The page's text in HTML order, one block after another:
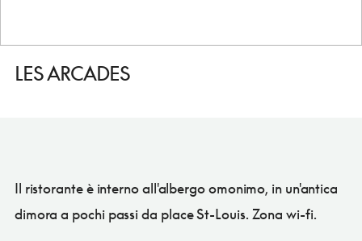
LES ARCADES
Il ristorante è interno all'albergo omonimo, in un'antica
dimora a pochi passi da place St-Louis. Zona wi-fi.